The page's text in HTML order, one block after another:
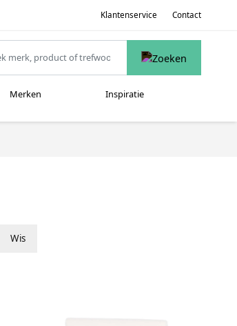
Klantenservice Contact
Merken Inspiratie
Wis